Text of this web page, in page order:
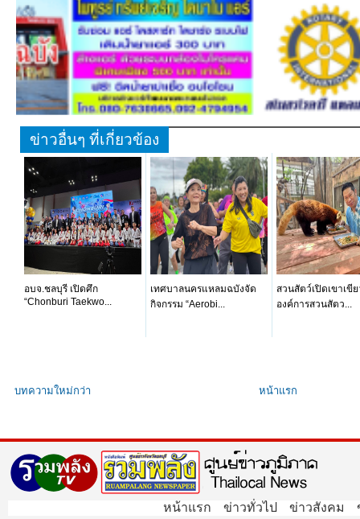
ข่าวอื่นๆ ที่เกี่ยวข้อง
อบจ.ชลบุรี เปิดศึก
“Chonburi Taekwo...
เทศบาลนครแหลมฉบังจัด
กิจกรรม “Aerobi...
สวนสัตว์เปิดเขาเขี
องค์การสวนสัตว...
บทความใหม่กว่า หน้าแรก
หน้าแรก ข่าวทั่วไป ข่าวสังคม